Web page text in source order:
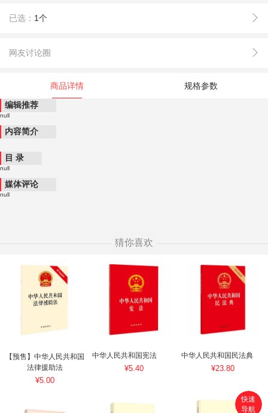
已选： 1个
网友讨论圈
商品详情 规格参数
编辑推荐
null
内容简介
目 录
null
媒体评论
null
猜你喜欢
【预售】中华人民共和国
法律援助法
¥5.00
中华人民共和国宪法
¥5.40
中华人民共和国民法典
¥23.80
快速
导航